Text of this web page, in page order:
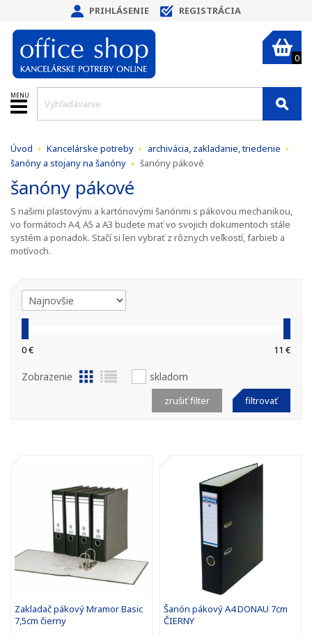
PRIHLÁSENIE REGISTRÁCIA
0
MENU
Úvod Kancelárske potreby
archivácia, zakladanie, triedenie
šanóny a stojany na šanóny
šanóny pákové
šanóny pákové
S našimi plastovými a kartónovými šanónmi s pákovou mechanikou,
vo formátoch A4, A5 a A3 budete mať vo svojich dokumentoch stále
systém a poriadok. Stačí si len vybrať z rôznych veľkostí, farbieb a
motívoch.
0 € 11 €
Zobrazenie skladom
filtrovať
zrušiť filter
Zakladač pákový Mramor Basic
7,5cm čierny
Šanón pákový A4 DONAU 7cm
ČIERNY